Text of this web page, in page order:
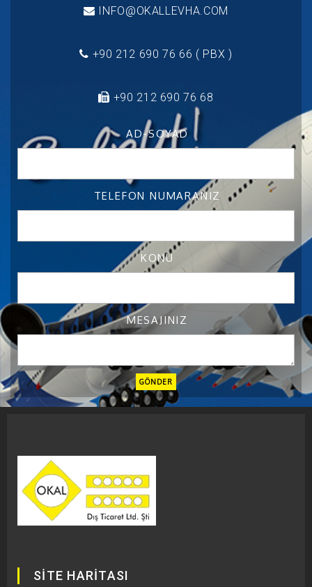
INFO@OKALLEVHA.COM
+90 212 690 76 66 ( PBX )
+90 212 690 76 68
AD-SOYAD
TELEFON NUMARANIZ
KONU
MESAJINIZ
GÖNDER
SİTE HARİTASI